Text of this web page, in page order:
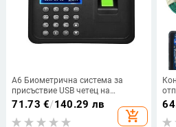
A6 Биометрична система за
присъствие USB четец на
пръстови отпечатъци Часовник
Машина за управление на
служителите Електронно
71.73 €/140.29 лв
add_shopping_cart